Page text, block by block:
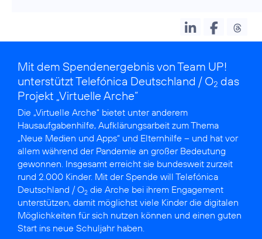
Mit dem Spendenergebnis von Team UP!
unterstützt Telefónica Deutschland / O2 das
Projekt „Virtuelle Arche“
Die „Virtuelle Arche“ bietet unter anderem
Hausaufgabenhilfe, Aufklärungsarbeit zum Thema
„Neue Medien und Apps“ und Elternhilfe – und hat vor
allem während der Pandemie an großer Bedeutung
gewonnen. Insgesamt erreicht sie bundesweit zurzeit
rund 2.000 Kinder. Mit der Spende will Telefónica
Deutschland / O2 die Arche bei ihrem Engagement
unterstützen, damit möglichst viele Kinder die digitalen
Möglichkeiten für sich nutzen können und einen guten
Start ins neue Schuljahr haben.